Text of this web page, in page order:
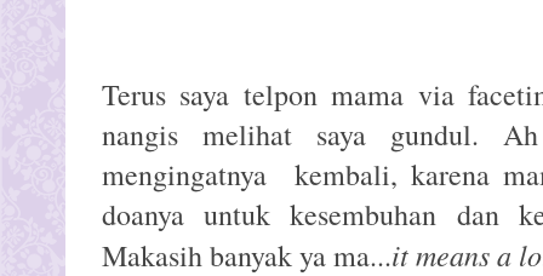
Terus saya telpon mama via
nangis melihat saya gundul.
mengingatnya kembali, karena
doanya untuk kesembuhan dan
Makasih banyak ya ma...it means a